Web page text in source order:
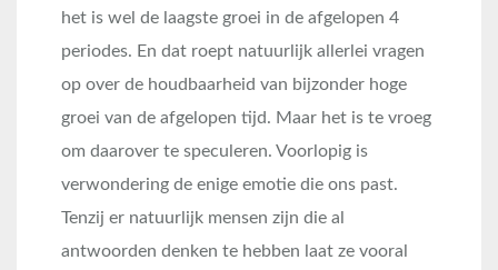
het is wel de laagste groei in de afgelopen 4
periodes. En dat roept natuurlijk allerlei vragen
op over de houdbaarheid van bijzonder hoge
groei van de afgelopen tijd. Maar het is te vroeg
om daarover te speculeren. Voorlopig is
verwondering de enige emotie die ons past.
Tenzij er natuurlijk mensen zijn die al
antwoorden denken te hebben laat ze vooral